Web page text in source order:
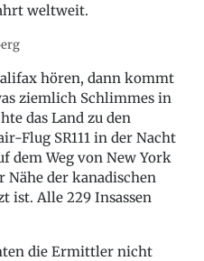
weltweit.
hören, dann kommt
ziemlich Schlimmes in
das Land zu den
Flug SR111 in der Nacht
dem Weg von New York
der kanadischen
ist. Alle 229 Insassen
die Ermittler nicht